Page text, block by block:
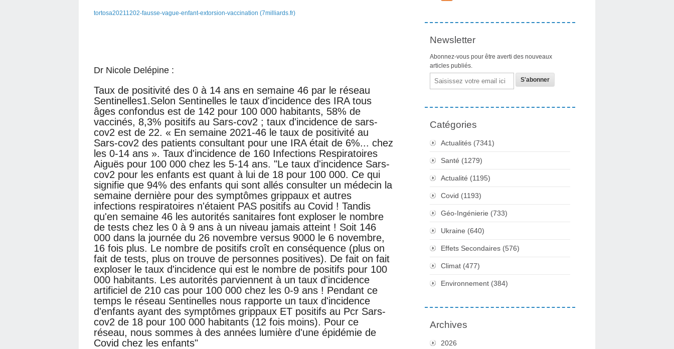
tortosa20211202-fausse-vague-enfant-extorsion-vaccination (7milliards.fr)
Dr Nicole Delépine :
Taux de positivité des 0 à 14 ans en semaine 46 par le réseau
Sentinelles1.Selon Sentinelles le taux d'incidence des IRA tous
âges confondus est de 142 pour 100 000 habitants, 58% de
vaccinés, 8,3% positifs au Sars-cov2 ; taux d'incidence de sars-
cov2 est de 22. « En semaine 2021-46 le taux de positivité au
Sars-cov2 des patients consultant pour une IRA était de 6%... chez
les 0-14 ans ». Taux d'incidence de 160 Infections Respiratoires
Aiguës pour 100 000 chez les 5-14 ans. "Le taux d'incidence Sars-
cov2 pour les enfants est quant à lui de 18 pour 100 000. Ce qui
signifie que 94% des enfants qui sont allés consulter un médecin la
semaine dernière pour des symptômes grippaux et autres
infections respiratoires n'étaient PAS positifs au Covid ! Tandis
qu'en semaine 46 les autorités sanitaires font exploser le nombre
de tests chez les 0 à 9 ans à un niveau jamais atteint ! Soit 146
000 dans la journée du 26 novembre versus 9000 le 6 novembre,
16 fois plus. Le nombre de positifs croît en conséquence (plus on
fait de tests, plus on trouve de personnes positives). De fait on fait
exploser le taux d'incidence qui est le nombre de positifs pour 100
000 habitants. Les autorités parviennent à un taux d'incidence
artificiel de 210 cas pour 100 000 chez les 0-9 ans ! Pendant ce
temps le réseau Sentinelles nous rapporte un taux d'incidence
d'enfants ayant des symptômes grippaux ET positifs au Pcr Sars-
cov2 de 18 pour 100 000 habitants (12 fois moins). Pour ce
réseau, nous sommes à des années lumière d'une épidémie de
Covid chez les enfants"
Newsletter
Abonnez-vous pour être averti des nouveaux
articles publiés.
Email
Catégories
Actualités (7341)
Santé (1279)
Actualité (1195)
Covid (1193)
Géo-Ingénierie (733)
Ukraine (640)
Effets Secondaires (576)
Climat (477)
Environnement (384)
Archives
2026